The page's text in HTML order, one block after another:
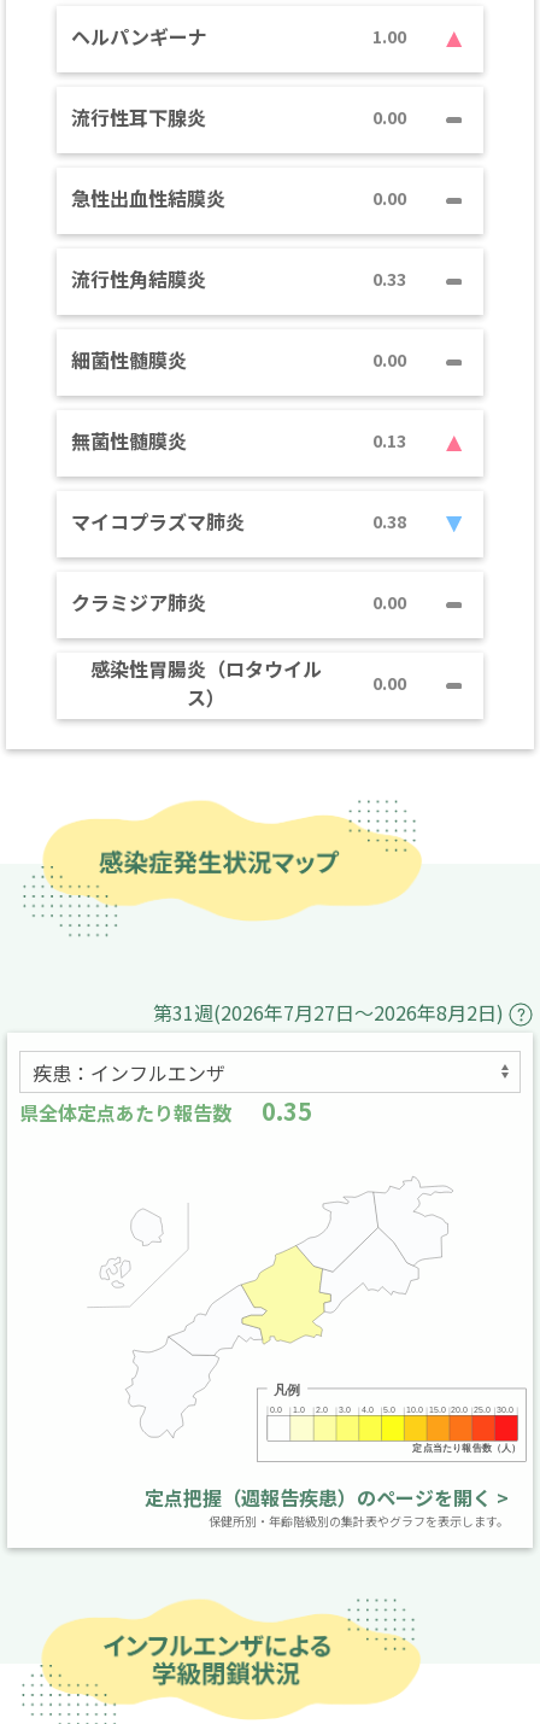
ヘルパンギーナ 1.00
流行性耳下腺炎 0.00
急性出血性結膜炎 0.00
流行性角結膜炎 0.33
細菌性髄膜炎 0.00
無菌性髄膜炎 0.13
マイコプラズマ肺炎 0.38
クラミジア肺炎 0.00
感染性胃腸炎（ロタウイル
ス）
0.00
第31週(2026年7月27日～2026年8月2日)
県全体定点あたり報告数 0.35
定点把握（週報告疾患）のページを開く >
保健所別・年齢階級別の集計表やグラフを表示します。